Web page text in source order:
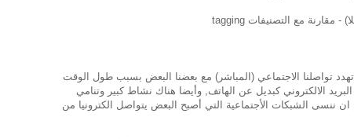
تهدد تواصلنا الاجتماعي (المباشر) مع بعضنا البعض بسبب طول الوقت
الالكتروني كبديل عن الهاتف, وأيضا هناك نشاط كبير وتنامي
ان ننسى الشبكات الأجتماعية التي أصبح البعض يتواصل الكترونيا من